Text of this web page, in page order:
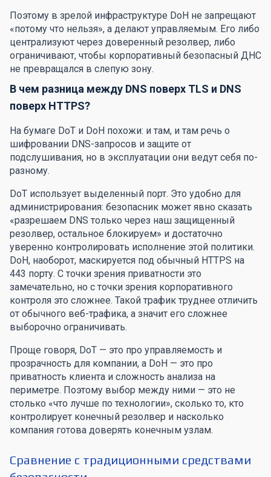
Поэтому в зрелой инфраструктуре DoH не запрещают
«потому что нельзя», а делают управляемым. Его либо
централизуют через доверенный резолвер, либо
ограничивают, чтобы корпоративный безопасный ДНС
не превращался в слепую зону.
В чем разница между DNS поверх TLS и DNS
поверх HTTPS?
На бумаге DoT и DoH похожи: и там, и там речь о
шифровании DNS-запросов и защите от
подслушивания, но в эксплуатации они ведут себя по-
разному.
DoT использует выделенный порт. Это удобно для
администрирования: безопасник может явно сказать
«разрешаем DNS только через наш защищенный
резолвер, остальное блокируем» и достаточно
уверенно контролировать исполнение этой политики.
DoH, наоборот, маскируется под обычный HTTPS на
443 порту. С точки зрения приватности это
замечательно, но с точки зрения корпоративного
контроля это сложнее. Такой трафик труднее отличить
от обычного веб-трафика, а значит его сложнее
выборочно ограничивать.
Проще говоря, DoT — это про управляемость и
прозрачность для компании, а DoH — это про
приватность клиента и сложность анализа на
периметре. Поэтому выбор между ними — это не
столько «что лучше по технологии», сколько то, кто
контролирует конечный резолвер и насколько
компания готова доверять конечным узлам.
Сравнение с традиционными средствами